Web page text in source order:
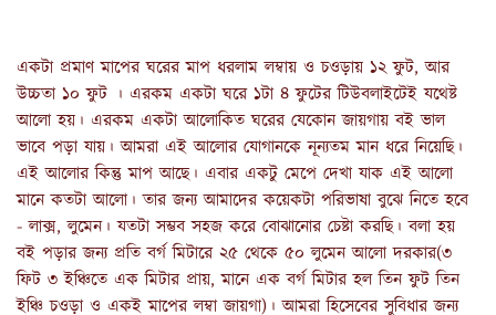
একটা প্রমাণ মাপের ঘরের মাপ ধরলাম লম্বায় ও চওড়ায় ১২ ফুট, আর
উচ্চতা ১০ ফুট । এরকম একটা ঘরে ১টা ৪ ফুটের টিউবলাইটেই যথেষ্ট
আলো হয়। এরকম একটা আলোকিত ঘরের যেকোন জায়গায় বই ভাল
ভাবে পড়া যায়। আমরা এই আলোর যোগানকে নূন্যতম মান ধরে নিয়েছি।
এই আলোর কিন্তু মাপ আছে। এবার একটু মেপে দেখা যাক এই আলো
মানে কতটা আলো। তার জন্য আমাদের কয়েকটা পরিভাষা বুঝে নিতে হবে
- লাক্স, লুমেন। যতটা সম্ভব সহজ করে বোঝানোর চেষ্টা করছি। বলা হয়
বই পড়ার জন্য প্রতি বর্গ মিটারে ২৫ থেকে ৫০ লুমেন আলো দরকার(৩
ফিট ৩ ইঞ্চিতে এক মিটার প্রায়, মানে এক বর্গ মিটার হল তিন ফুট তিন
ইঞ্চি চওড়া ও একই মাপের লম্বা জায়গা)। আমরা হিসেবের সুবিধার জন্য